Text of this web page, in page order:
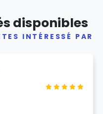
disponibles
INTÉRESSÉ PAR